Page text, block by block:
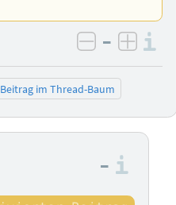
negativ
–
Beitrag im Thread-Baum
–